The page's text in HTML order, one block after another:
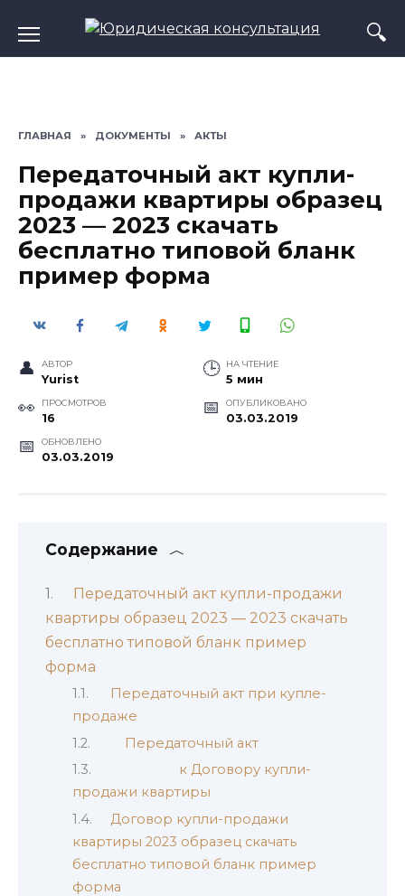
содержанию
ГЛАВНАЯ » ДОКУМЕНТЫ » АКТЫ
Передаточный акт купли-
продажи квартиры образец
2023 — 2023 скачать
бесплатно типовой бланк
пример форма
АВТОР
Yurist
НА ЧТЕНИЕ
5 мин
ПРОСМОТРОВ
16
ОПУБЛИКОВАНО
03.03.2019
ОБНОВЛЕНО
03.03.2019
Содержание
Передаточный акт купли-продажи
квартиры образец 2023 — 2023 скачать
бесплатно типовой бланк пример
форма
Передаточный акт при купле-
продаже
Передаточный акт
к Договору купли-
продажи квартиры
Договор купли-продажи
квартиры 2023 образец скачать
бесплатно типовой бланк пример
форма